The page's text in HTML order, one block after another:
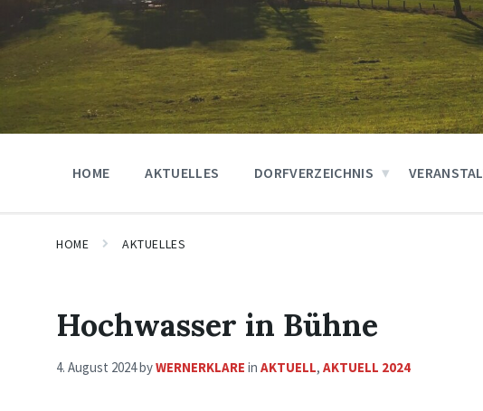
HOME AKTUELLES DORFVERZEICHNIS
HOME AKTUELLES
Hochwasser in Bühne
4. August 2024byWERNERKLARE in AKTUELL, AKTUELL 2024